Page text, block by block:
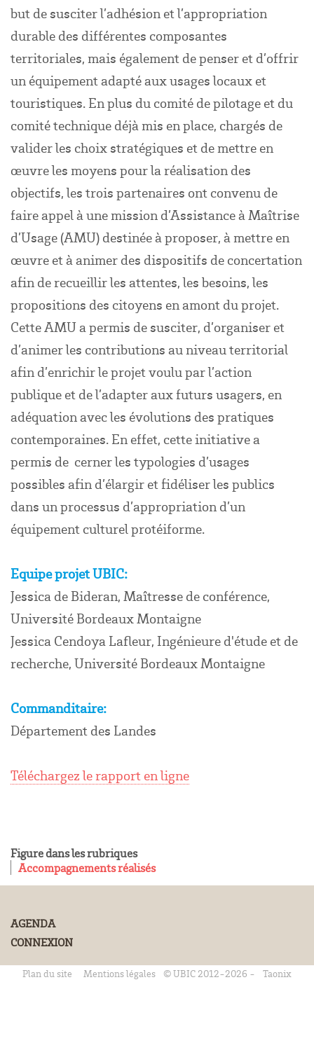
but de susciter l’adhésion et l’appropriation
durable des différentes composantes
territoriales, mais également de penser et d’offrir
un équipement adapté aux usages locaux et
touristiques. En plus du comité de pilotage et du
comité technique déjà mis en place, chargés de
valider les choix stratégiques et de mettre en
œuvre les moyens pour la réalisation des
objectifs, les trois partenaires ont convenu de
faire appel à une mission d’Assistance à Maîtrise
d’Usage (AMU) destinée à proposer, à mettre en
œuvre et à animer des dispositifs de concertation
afin de recueillir les attentes, les besoins, les
propositions des citoyens en amont du projet.
Cette AMU a permis de susciter, d’organiser et
d’animer les contributions au niveau territorial
afin d’enrichir le projet voulu par l’action
publique et de l’adapter aux futurs usagers, en
adéquation avec les évolutions des pratiques
contemporaines. En effet, cette initiative a
permis de cerner les typologies d’usages
possibles afin d’élargir et fidéliser les publics
dans un processus d’appropriation d’un
équipement culturel protéiforme.
Equipe projet UBIC:
Jessica de Bideran, Maîtresse de conférence,
Université Bordeaux Montaigne
Jessica Cendoya Lafleur, Ingénieure d'étude et de
recherche, Université Bordeaux Montaigne
Commanditaire:
Département des Landes
Téléchargez le rapport en ligne
Figure dans les rubriques
Accompagnements réalisés
AGENDA
CONNEXION
Plan du site Mentions légales © UBIC 2012-2026 - Taonix